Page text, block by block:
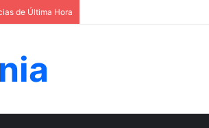
de Última Hora